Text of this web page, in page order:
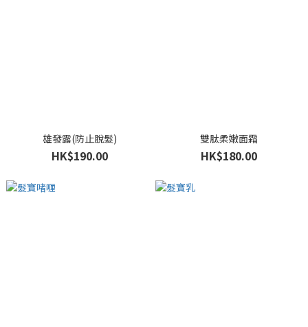
雄發露(防止脫髮)
HK$190.00
雙肽柔嫩面霜
HK$180.00